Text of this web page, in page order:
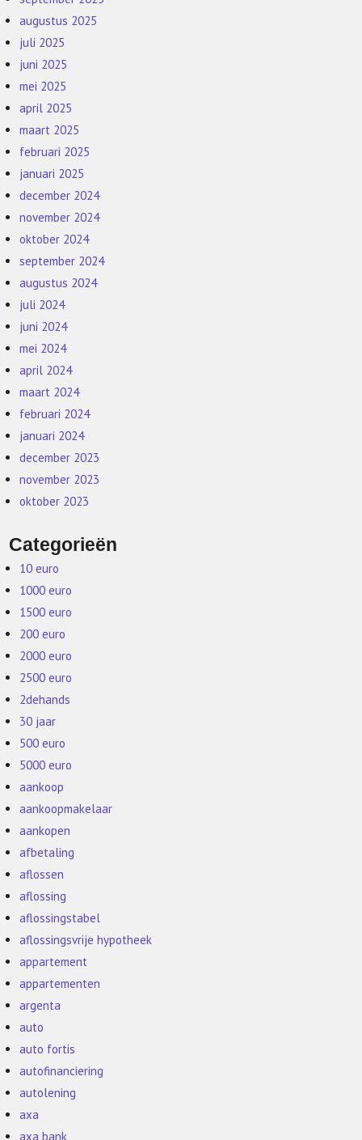
augustus 2025
juli 2025
juni 2025
mei 2025
april 2025
maart 2025
februari 2025
januari 2025
december 2024
november 2024
oktober 2024
september 2024
augustus 2024
juli 2024
juni 2024
mei 2024
april 2024
maart 2024
februari 2024
januari 2024
december 2023
november 2023
oktober 2023
Categorieën
10 euro
1000 euro
1500 euro
200 euro
2000 euro
2500 euro
2dehands
30 jaar
500 euro
5000 euro
aankoop
aankoopmakelaar
aankopen
afbetaling
aflossen
aflossing
aflossingstabel
aflossingsvrije hypotheek
appartement
appartementen
argenta
auto
auto fortis
autofinanciering
autolening
axa
axa bank